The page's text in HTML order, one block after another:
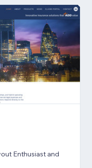
Enthusiast and